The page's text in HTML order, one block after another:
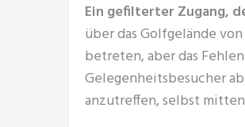
Ein gefilterter Zugang,
über das Golfgelände
betreten, aber das
Gelegenheitsbesucher
anzutreffen, selbst